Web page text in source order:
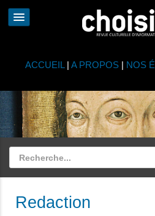
ACCUEIL | A PROPOS| NOS
Redaction